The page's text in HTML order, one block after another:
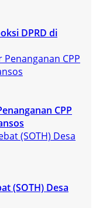
DPRD di
CPP
(SOTH) Desa